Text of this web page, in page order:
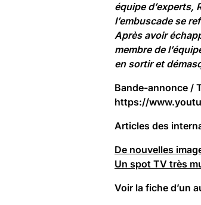
équipe d’experts,
l’embuscade se
Après avoir
membre de
en sortir et
Bande-annonce /
https://
Articles des
De nouvelles
Un spot TV très
Voir la fiche d’un